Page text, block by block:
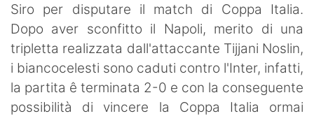
Siro per disputare il match di Coppa Italia.
Dopo aver sconfitto il Napoli, merito di una
tripletta realizzata dall'attaccante Tijjani Noslin,
i biancocelesti sono caduti contro l'Inter, infatti,
la partita ê terminata 2-0 e con la conseguente
possibilità di vincere la Coppa Italia ormai